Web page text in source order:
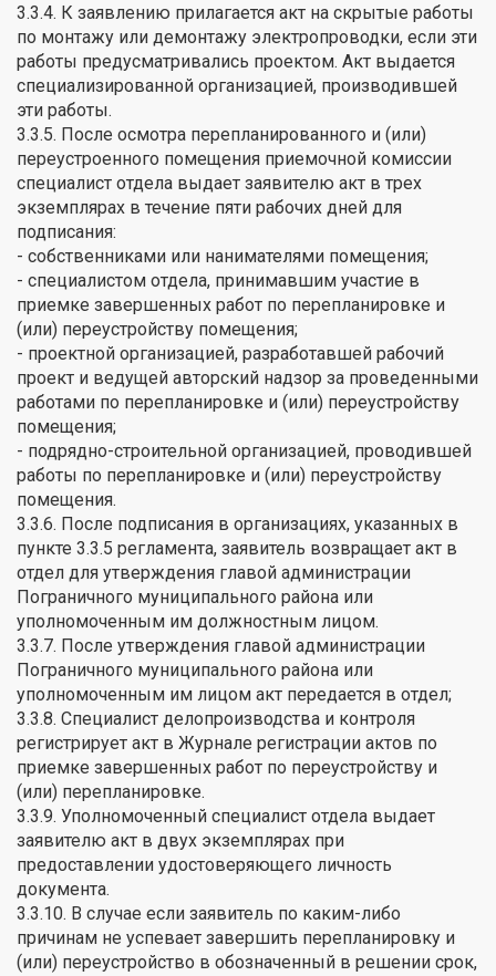
3.3.4. К заявлению прилагается акт на скрытые работы
по монтажу или демонтажу электропроводки, если эти
работы предусматривались проектом. Акт выдается
специализированной организацией, производившей
эти работы.
3.3.5. После осмотра перепланированного и (или)
переустроенного помещения приемочной комиссии
специалист отдела выдает заявителю акт в трех
экземплярах в течение пяти рабочих дней для
подписания:
- собственниками или нанимателями помещения;
- специалистом отдела, принимавшим участие в
приемке завершенных работ по перепланировке и
(или) переустройству помещения;
- проектной организацией, разработавшей рабочий
проект и ведущей авторский надзор за проведенными
работами по перепланировке и (или) переустройству
помещения;
- подрядно-строительной организацией, проводившей
работы по перепланировке и (или) переустройству
помещения.
3.3.6. После подписания в организациях, указанных в
пункте 3.3.5 регламента, заявитель возвращает акт в
отдел для утверждения главой администрации
Пограничного муниципального района или
уполномоченным им должностным лицом.
3.3.7. После утверждения главой администрации
Пограничного муниципального района или
уполномоченным им лицом акт передается в отдел;
3.3.8. Специалист делопроизводства и контроля
регистрирует акт в Журнале регистрации актов по
приемке завершенных работ по переустройству и
(или) перепланировке.
3.3.9. Уполномоченный специалист отдела выдает
заявителю акт в двух экземплярах при
предоставлении удостоверяющего личность
документа.
3.3.10. В случае если заявитель по каким-либо
причинам не успевает завершить перепланировку и
(или) переустройство в обозначенный в решении срок,